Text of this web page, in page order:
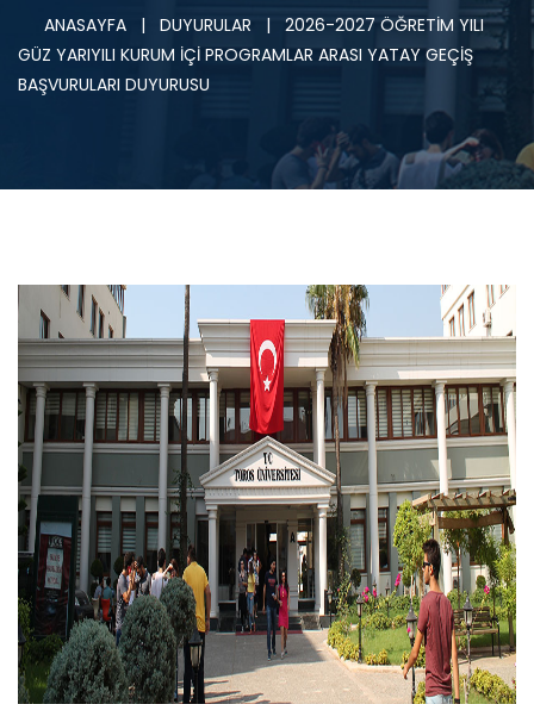
ANASAYFA | DUYURULAR |
2026-2027 ÖĞRETİM YILI
GÜZ YARIYILI KURUM İÇİ PROGRAMLAR ARASI YATAY GEÇİŞ
BAŞVURULARI DUYURUSU